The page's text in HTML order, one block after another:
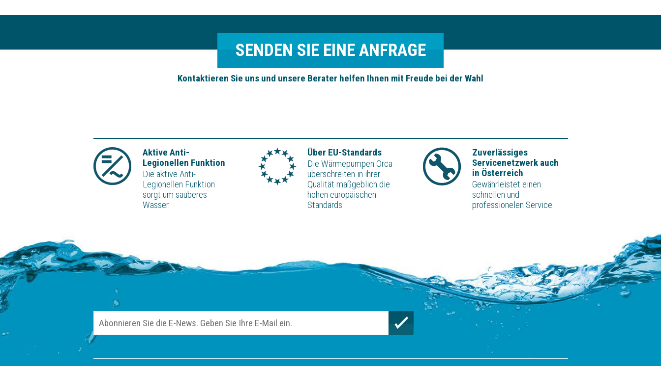
SENDEN SIE EINE ANFRAGE
Kontaktieren Sie uns und unsere Berater helfen Ihnen mit Freude bei der Wahl
Aktive Anti-
Legionellen Funktion
Die aktive Anti-
Legionellen Funktion
sorgt um sauberes
Wasser.
Über EU-Standards
Die Wärmepumpen Orca
überschreiten in ihrer
Qualität maßgeblich die
hohen europäischen
Standards.
Zuverlässiges
Servicenetzwerk auch
in Österreich
Gewährleistet einen
schnellen und
professionelen Service.